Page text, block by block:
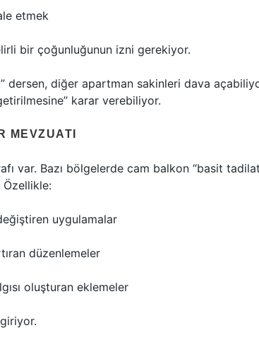
etmek
bir çoğunluğunun izni gerekiyor.
dersen, diğer apartman sakinleri dava
karar verebiliyor.
MEVZUATI
var. Bazı bölgelerde cam balkon “basit
uygulamalar
düzenlemeler
oluşturan eklemeler